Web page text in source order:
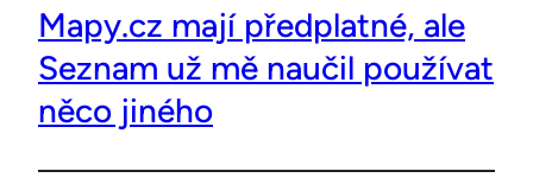
Mapy.cz mají předplatné, ale
Seznam už mě naučil používat
něco jiného